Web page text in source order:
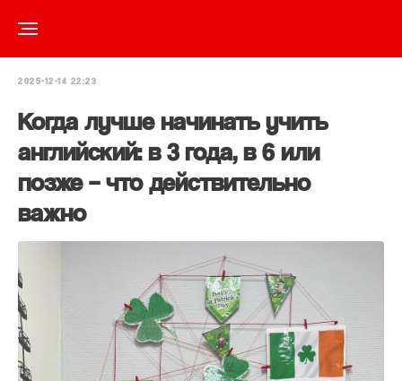
2025-12-14 22:23
Когда лучше начинать учить
английский: в 3 года, в 6 или
позже – что действительно
важно